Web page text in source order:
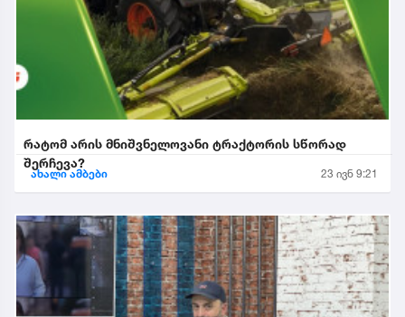
რატომ არის მნიშვნელოვანი ტრაქტორის სწორად
შერჩევა?
ახალი ამბები 23 ივნ 9:21